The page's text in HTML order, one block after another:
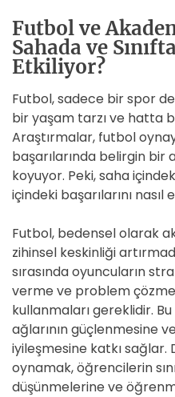
Futbol ve
Sahada ve
Etkiliyor?
Futbol, sadece bir spor
bir yaşam tarzı ve hatta
Araştırmalar, futbol
başarılarında belirgin
koyuyor. Peki, saha
içindeki başarılarını nasıl
Futbol, bedensel olarak
zihinsel keskinliği
sırasında oyuncuların
verme ve problem
kullanmaları gereklidir.
ağlarının güçlenmesine
iyileşmesine katkı sağlar.
oynamak, öğrencilerin
düşünmelerine ve